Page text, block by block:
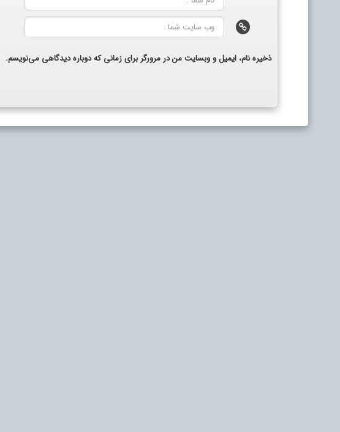
ذخیره نام، ایمیل و وبسایت من در مرورگر برای زمانی که دوباره دیدگاهی می‌نویسم.